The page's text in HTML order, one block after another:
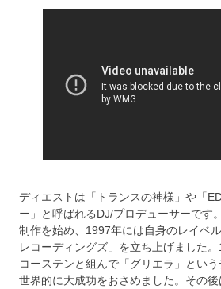
ディエストは「トランスの神様」や「
ー」と呼ばれるDJ/プロデューサーです
制作を始め、1997年には自身のレイベ
レコーディングズ」を立ち上げました
コーステンと組んで「グリエラ」という
世界的に大成功をおさめました。その後